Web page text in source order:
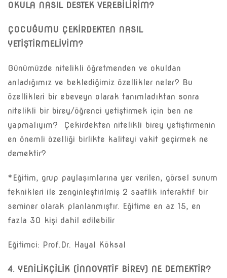
OKULA NASIL DESTEK VEREBİLİRİM?
ÇOCUĞUMU ÇEKİRDEKTEN NASIL
YETİŞTİRMELİYİM?
Günümüzde nitelikli öğretmenden ve okuldan
anladığımız ve beklediğimiz özellikler neler? Bu
özellikleri bir ebeveyn olarak tanımladıktan sonra
nitelikli bir birey/öğrenci yetiştirmek için ben ne
yapmalıyım? Çekirdekten nitelikli birey yetiştirmenin
en önemli özelliği birlikte kaliteyi vakit geçirmek ne
demektir?
*Eğitim, grup paylaşımlarına yer verilen, görsel sunum
teknikleri ile zenginleştirilmiş 2 saatlik interaktif bir
seminer olarak planlanmıştır. Eğitime en az 15, en
fazla 30 kişi dahil edilebilir
Eğitimci: Prof.Dr. Hayal Köksal
4. YENİLİKÇİLİK (İNNOVATİF BİREY) NE DEMEKTİR?